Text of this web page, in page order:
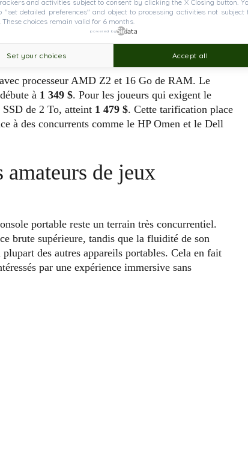
incluent un modèle de base accompagné de
de RAM et un SSD de 2 To.
processeur AMD Z2 et 16 Go de RAM. Le
à 1 349 $. Pour les joueurs qui exigent le
de 2 To, atteint 1 479 $. Cette tarification place
à des concurrents comme le HP Omen et le Dell
de jeux
portable reste un terrain très concurrentiel.
brute supérieure, tandis que la fluidité de son
des autres appareils portables. Cela en fait
par une expérience immersive sans
and activities subject to consent by clicking the X Closing button.
"set detailed preferences" and object to processing activities not subject
These choices remain valid for 6 months.
powered by
Set your choices Accept all